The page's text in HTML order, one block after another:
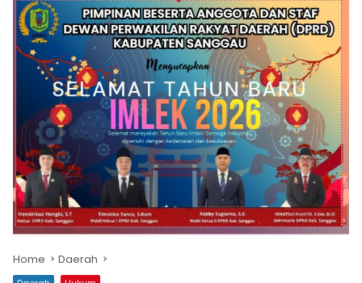
Home Daerah